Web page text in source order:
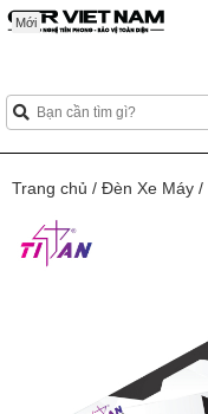
Trang chủ / Đèn Xe Máy /
Mới
Mới